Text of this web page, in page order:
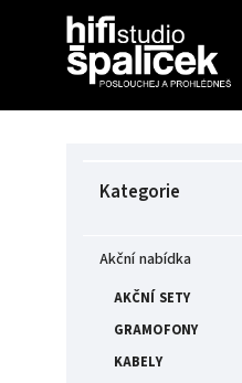
Kategorie
Akční nabídka
AKČNÍ SETY
GRAMOFONY
KABELY